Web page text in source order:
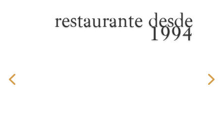
restaurante desde
1994